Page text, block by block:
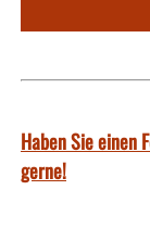
Haben Sie einen
gerne!